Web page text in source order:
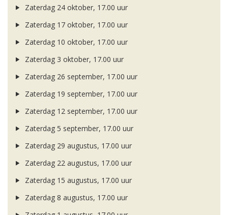
Zaterdag 24 oktober, 17.00 uur
Zaterdag 17 oktober, 17.00 uur
Zaterdag 10 oktober, 17.00 uur
Zaterdag 3 oktober, 17.00 uur
Zaterdag 26 september, 17.00 uur
Zaterdag 19 september, 17.00 uur
Zaterdag 12 september, 17.00 uur
Zaterdag 5 september, 17.00 uur
Zaterdag 29 augustus, 17.00 uur
Zaterdag 22 augustus, 17.00 uur
Zaterdag 15 augustus, 17.00 uur
Zaterdag 8 augustus, 17.00 uur